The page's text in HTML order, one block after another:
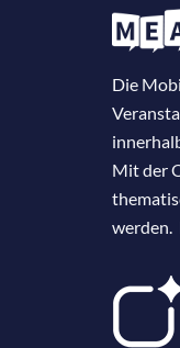
Die
Mit der
werden.